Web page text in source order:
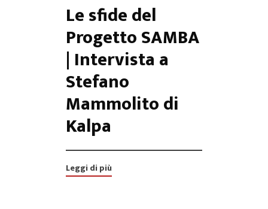
Le sfide del
Progetto SAMBA
| Intervista a
Stefano
Mammolito di
Kalpa
Leggi di più